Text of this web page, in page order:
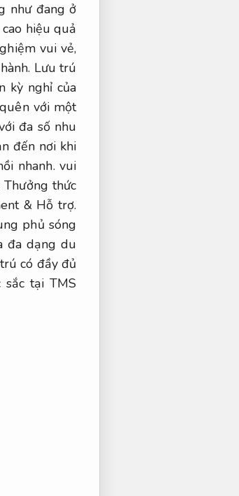
như đang ở
hiệu quả
vui vẻ,
Lưu trú
kỳ nghỉ của
với một
đa số nhu
đến nơi khi
nhanh. vui
Thưởng thức
& Hỗ trợ.
phủ sóng
đa dạng du
có đầy đủ
tại TMS